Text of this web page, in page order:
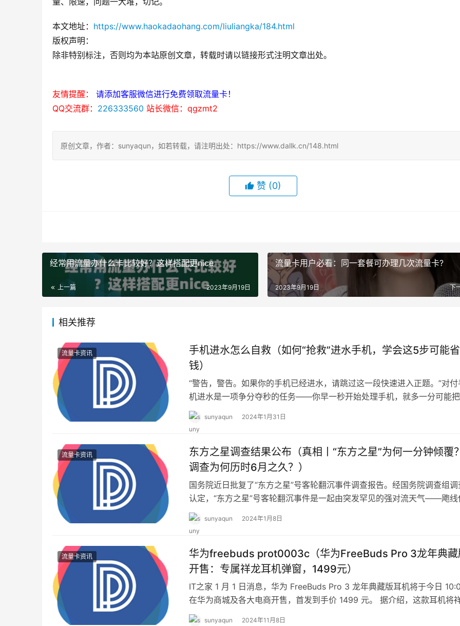
本文地址： https://www.haokadaohang.com/liuliangka/184.html
版权声明：
除非特别标注，否则均为本站原创文章，转载时请以链接形式注明文章出处。
友情提醒：
请添加客服微信进行免费领取流量卡！
QQ交流群： 226333560 站长微信：qgzmt2
原创文章，作者：sunyaqun，如若转载，请注明出处：https://www.dallk.cn/148.html
赞 (0)
经常用流量办什么卡比较好？这样搭配更nice
上一篇 2023年9月19日
流量卡用户必看：同一套餐可办理几次流量卡?
下
2023年9月19日
相关推荐
流量卡资讯
手机进水怎么自救（如何“抢救”进水手机，学会这5步可能
钱）
“警告，警告。如果你的手机已经进水，请跳过这一段快速进入正题。”对付
机进水是一项争分夺秒的任务——你早一秒开始处理手机，就多一分可能把
机就下来。因此，提前看一下处理手机进水的攻…
sunyaqun 2024年1月31日
流量卡资讯
东方之星调查结果公布（真相丨“东方之星”为何一分钟倾覆？
调查为何历时6月之久？）
国务院近日批复了“东方之星”号客轮翻沉事件调查报告。经国务院调查组调
认定，“东方之星”号客轮翻沉事件是一起由突发罕见的强对流天气——飑线
有下击暴流——带来的强风暴雨袭击导致的特…
sunyaqun 2024年1月8日
流量卡资讯
华为freebuds prot0003c（华为FreeBuds Pro 3龙年典藏
开售：专属祥龙耳机弹窗，1499元）
IT之家 1 月 1 日消息，华为 FreeBuds Pro 3 龙年典藏版耳机将于今日
在华为商城及各大电商开售，首发到手价 1499 元。 据介绍，这款耳机将
图…
sunyaqun 2024年11月8日